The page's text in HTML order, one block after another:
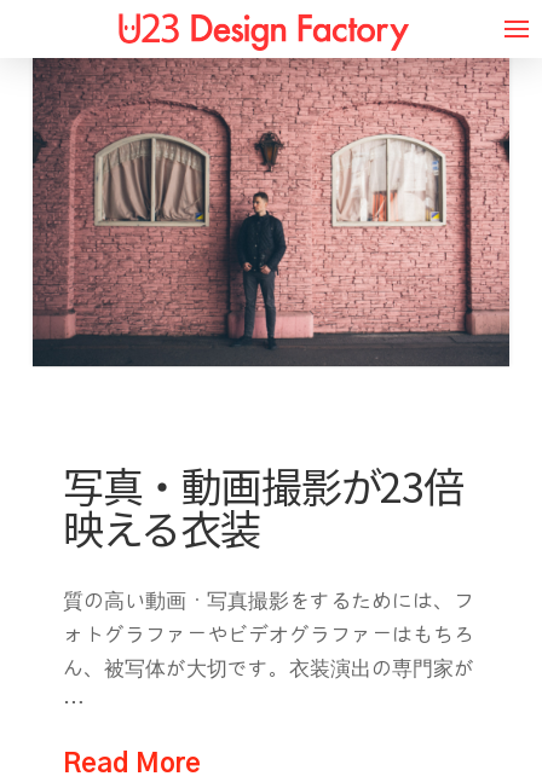
写真・動画撮影が23倍
映える衣装
質の高い動画・写真撮影をするためには、フ
ォトグラファーやビデオグラファーはもちろ
ん、被写体が大切です。衣装演出の専門家が
…
Read More